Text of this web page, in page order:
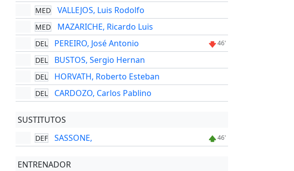
MED VALLEJOS, Luis Rodolfo
MED MAZARICHE, Ricardo Luis
DEL PEREIRO, José Antonio 46'
DEL BUSTOS, Sergio Hernan
DEL HORVATH, Roberto Esteban
DEL CARDOZO, Carlos Pablino
SUSTITUTOS
DEF SASSONE, 46'
ENTRENADOR